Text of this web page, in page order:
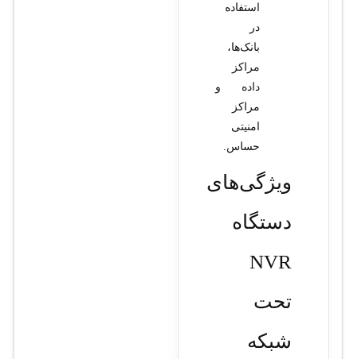
استفاده
در
بانک‌ها،
مراکز
داده و
مراکز
امنیتی
حساس.
ویژگی‌های
دستگاه
NVR
تحت
شبکه